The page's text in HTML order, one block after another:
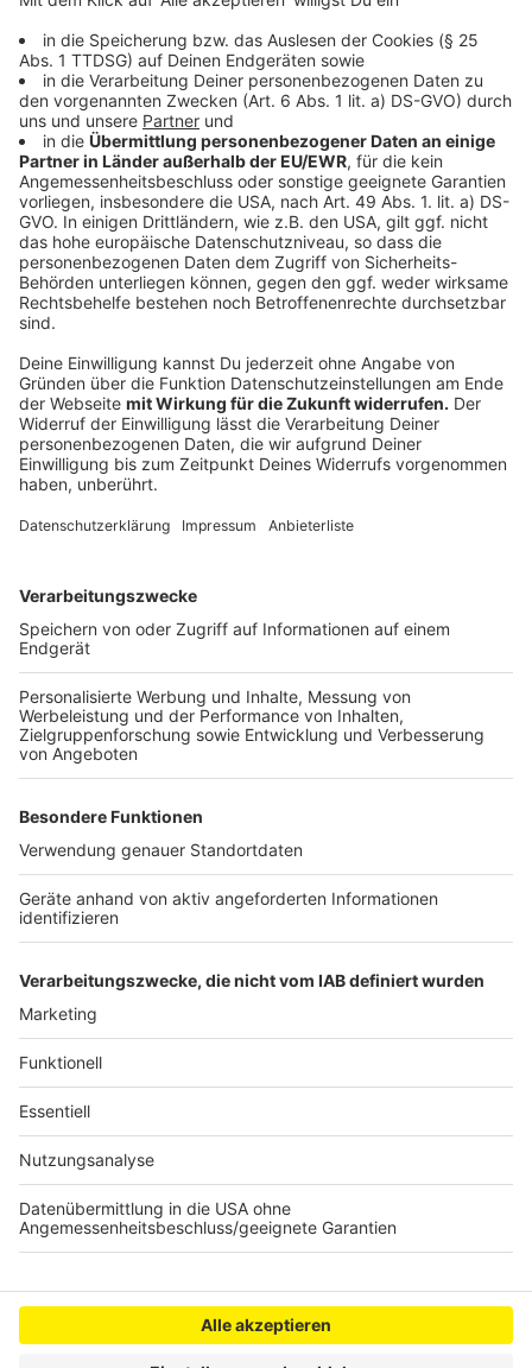
mit dem Olivenöl bestreichen.
Die Brotscheiben in Olivenöl kurz goldgelb
anbraten.
Die Melone in einer sehr heißen Grillpfanne von
beiden Seiten grillen, bis ein Muster entsteht.
Die Kräutersoße auf die Brotscheiben träufeln.
Die Melone obendrauf legen und mit wenig Salz
bestreuen.
Die Schinkenscheiben dekorativ darauf verteilen.
Anzeige
Das ist der Kitchen Club by Nelson Müller
Anzeige
Bei euch läuft das Radio in der Küche, bei uns die
Küche im Radio. Starkoch Nelson Müller lädt uns
Nachkochen oder Nachkochen lassen. Nelson nimmt
uns mit in seine Küche und weiht uns in die
Geheimnisse eines bekannten Profikochs ein. Der
Kitchen Club by Nelson Müller ist etwas für alle
Gourmets und Gourmüsen. Für alle von euch, die
wissen, dass Kardamom ein Gewürz ist und kein
Ersatzteil fürs Auto. Das ist "Foodtainment" der
Extraklasse. Feinste Küche, die man überall genießen
oder wie Nelson es sagt: "Macht nix, wenn's
schmeckt!"
Nelson Müller live erleben? Hier gibt esInfos zu den
Anzeige